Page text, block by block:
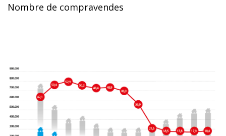
Nombre de compravendes